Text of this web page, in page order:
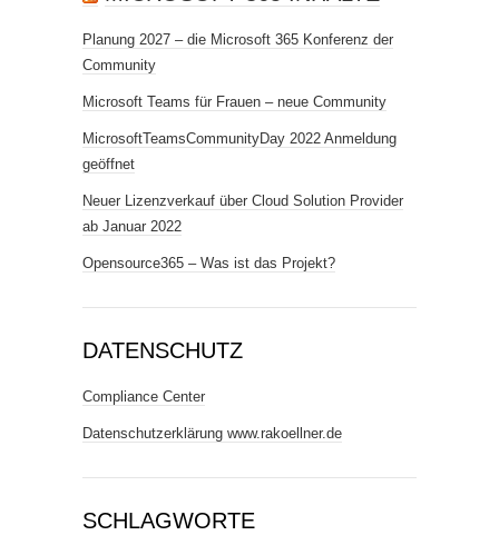
Planung 2027 – die Microsoft 365 Konferenz der
Community
Microsoft Teams für Frauen – neue Community
MicrosoftTeamsCommunityDay 2022 Anmeldung
geöffnet
Neuer Lizenzverkauf über Cloud Solution Provider
ab Januar 2022
Opensource365 – Was ist das Projekt?
DATENSCHUTZ
Compliance Center
Datenschutzerklärung www.rakoellner.de
SCHLAGWORTE